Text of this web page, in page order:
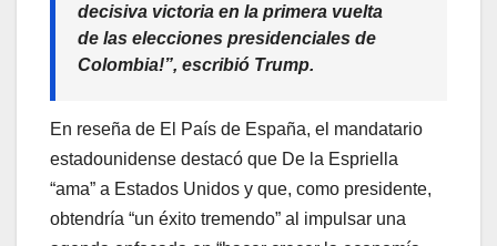
decisiva victoria en la primera vuelta
de las elecciones presidenciales de
Colombia!”, escribió Trump.
En reseña de El País de España, el mandatario
estadounidense destacó que De la Espriella
“ama” a Estados Unidos y que, como presidente,
obtendría “un éxito tremendo” al impulsar una